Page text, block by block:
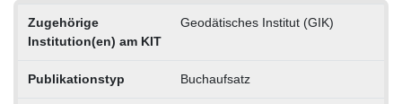
Zugehörige
Institution(en) am KIT
Geodätisches Institut (GIK)
Publikationstyp Buchaufsatz